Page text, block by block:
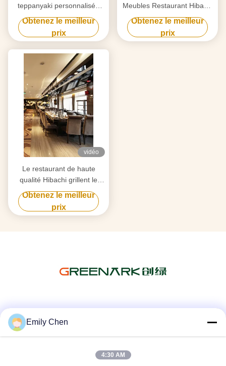
teppanyaki personnalisée
pour les meubles de
Obtenez le meilleur
prix
Meubles Restaurant Hibachi
Grill Surface de cuisson
Obtenez le meilleur
prix
vidéo
Le restaurant de haute
qualité Hibachi grillent le
Tableau de gril de
Teppanyaki pour 7-10 sièges
Obtenez le meilleur
prix
Contactez rapidement
Emily Chen
4:30 AM